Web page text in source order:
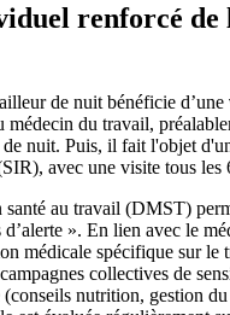
renforcé de
de nuit bénéficie d’une
médecin du travail,
nuit. Puis, il fait l'objet
avec une visite tous les
santé au travail (DMST)
». En lien avec le
médicale spécifique sur le
collectives de
nutrition, gestion